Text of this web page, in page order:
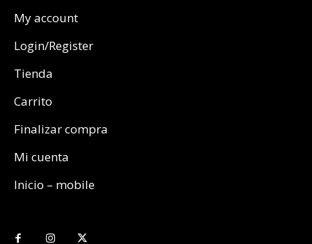
My account
Login/Register
Tienda
Carrito
Finalizar compra
Mi cuenta
Inicio – mobile